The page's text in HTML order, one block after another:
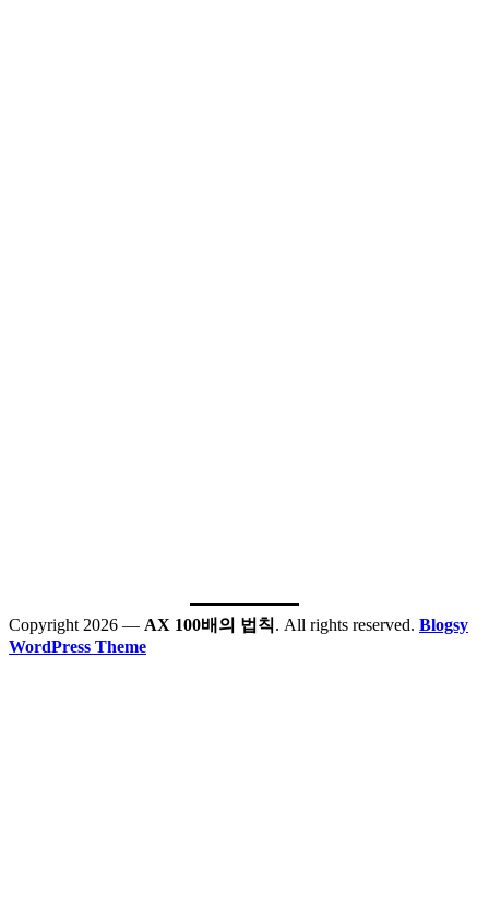
Copyright 2026 — AX 100배의 법칙. All rights reserved. Blogsy
WordPress Theme